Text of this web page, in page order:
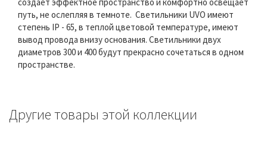
путь, не ослепляя в темноте. Светильники UVO имеют
степень IP - 65, в теплой цветовой температуре, имеют
вывод провода внизу основания. Светильники двух
диаметров 300 и 400 будут прекрасно сочетаться в одном
пространстве.
Другие товары этой коллекции